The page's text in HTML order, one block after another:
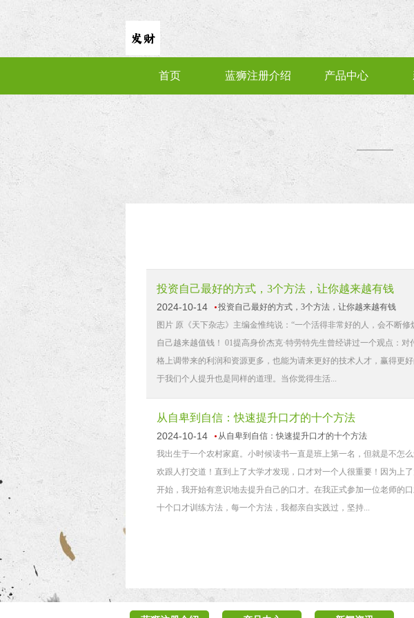
首页 蓝狮注册介绍 产品中心
投资自己最好的方式，3个方法，让你越来越有钱
2024-10-14
投资自己最好的方式，3个方法，让你越来越有钱
图片 原《天下杂志》主编金惟纯说：“一个活得非常好的人，会不断
自己越来越值钱！ 01提高身价杰克·特劳特先生曾经讲过一个观点：
格上调带来的利润和资源更多，也能为请来更好的技术人才，赢得更
于我们个人提升也是同样的道理。当你觉得生活...
从自卑到自信：快速提升口才的十个方法
2024-10-14
从自卑到自信：快速提升口才的十个方法
我出生于一个农村家庭。小时候读书一直是班上第一名，但就是不怎
欢跟人打交道！直到上了大学才发现，口才对一个人很重要！因为上
开始，我开始有意识地去提升自己的口才。在我正式参加一位老师的
十个口才训练方法，每一个方法，我都亲自实践过，坚持...